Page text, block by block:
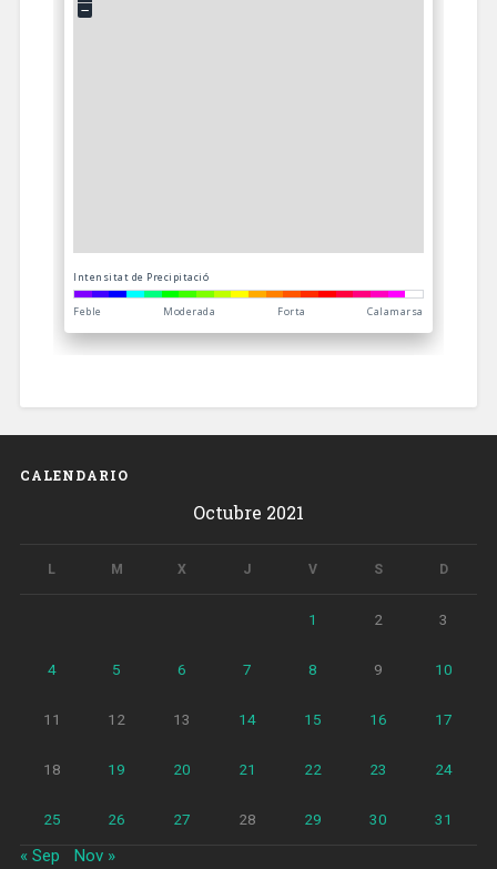
CALENDARIO
Octubre 2021
L M X J V S D
1 2 3
4 5 6 7 8 9 10
11 12 13 14 15 16 17
18 19 20 21 22 23 24
25 26 27 28 29 30 31
« Sep Nov »